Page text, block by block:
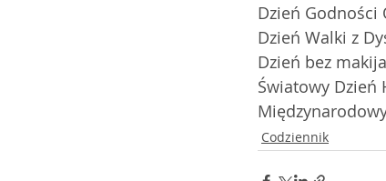
Dzień Godności
Dzień Walki z
Dzień bez
Światowy Dzień
Codziennik